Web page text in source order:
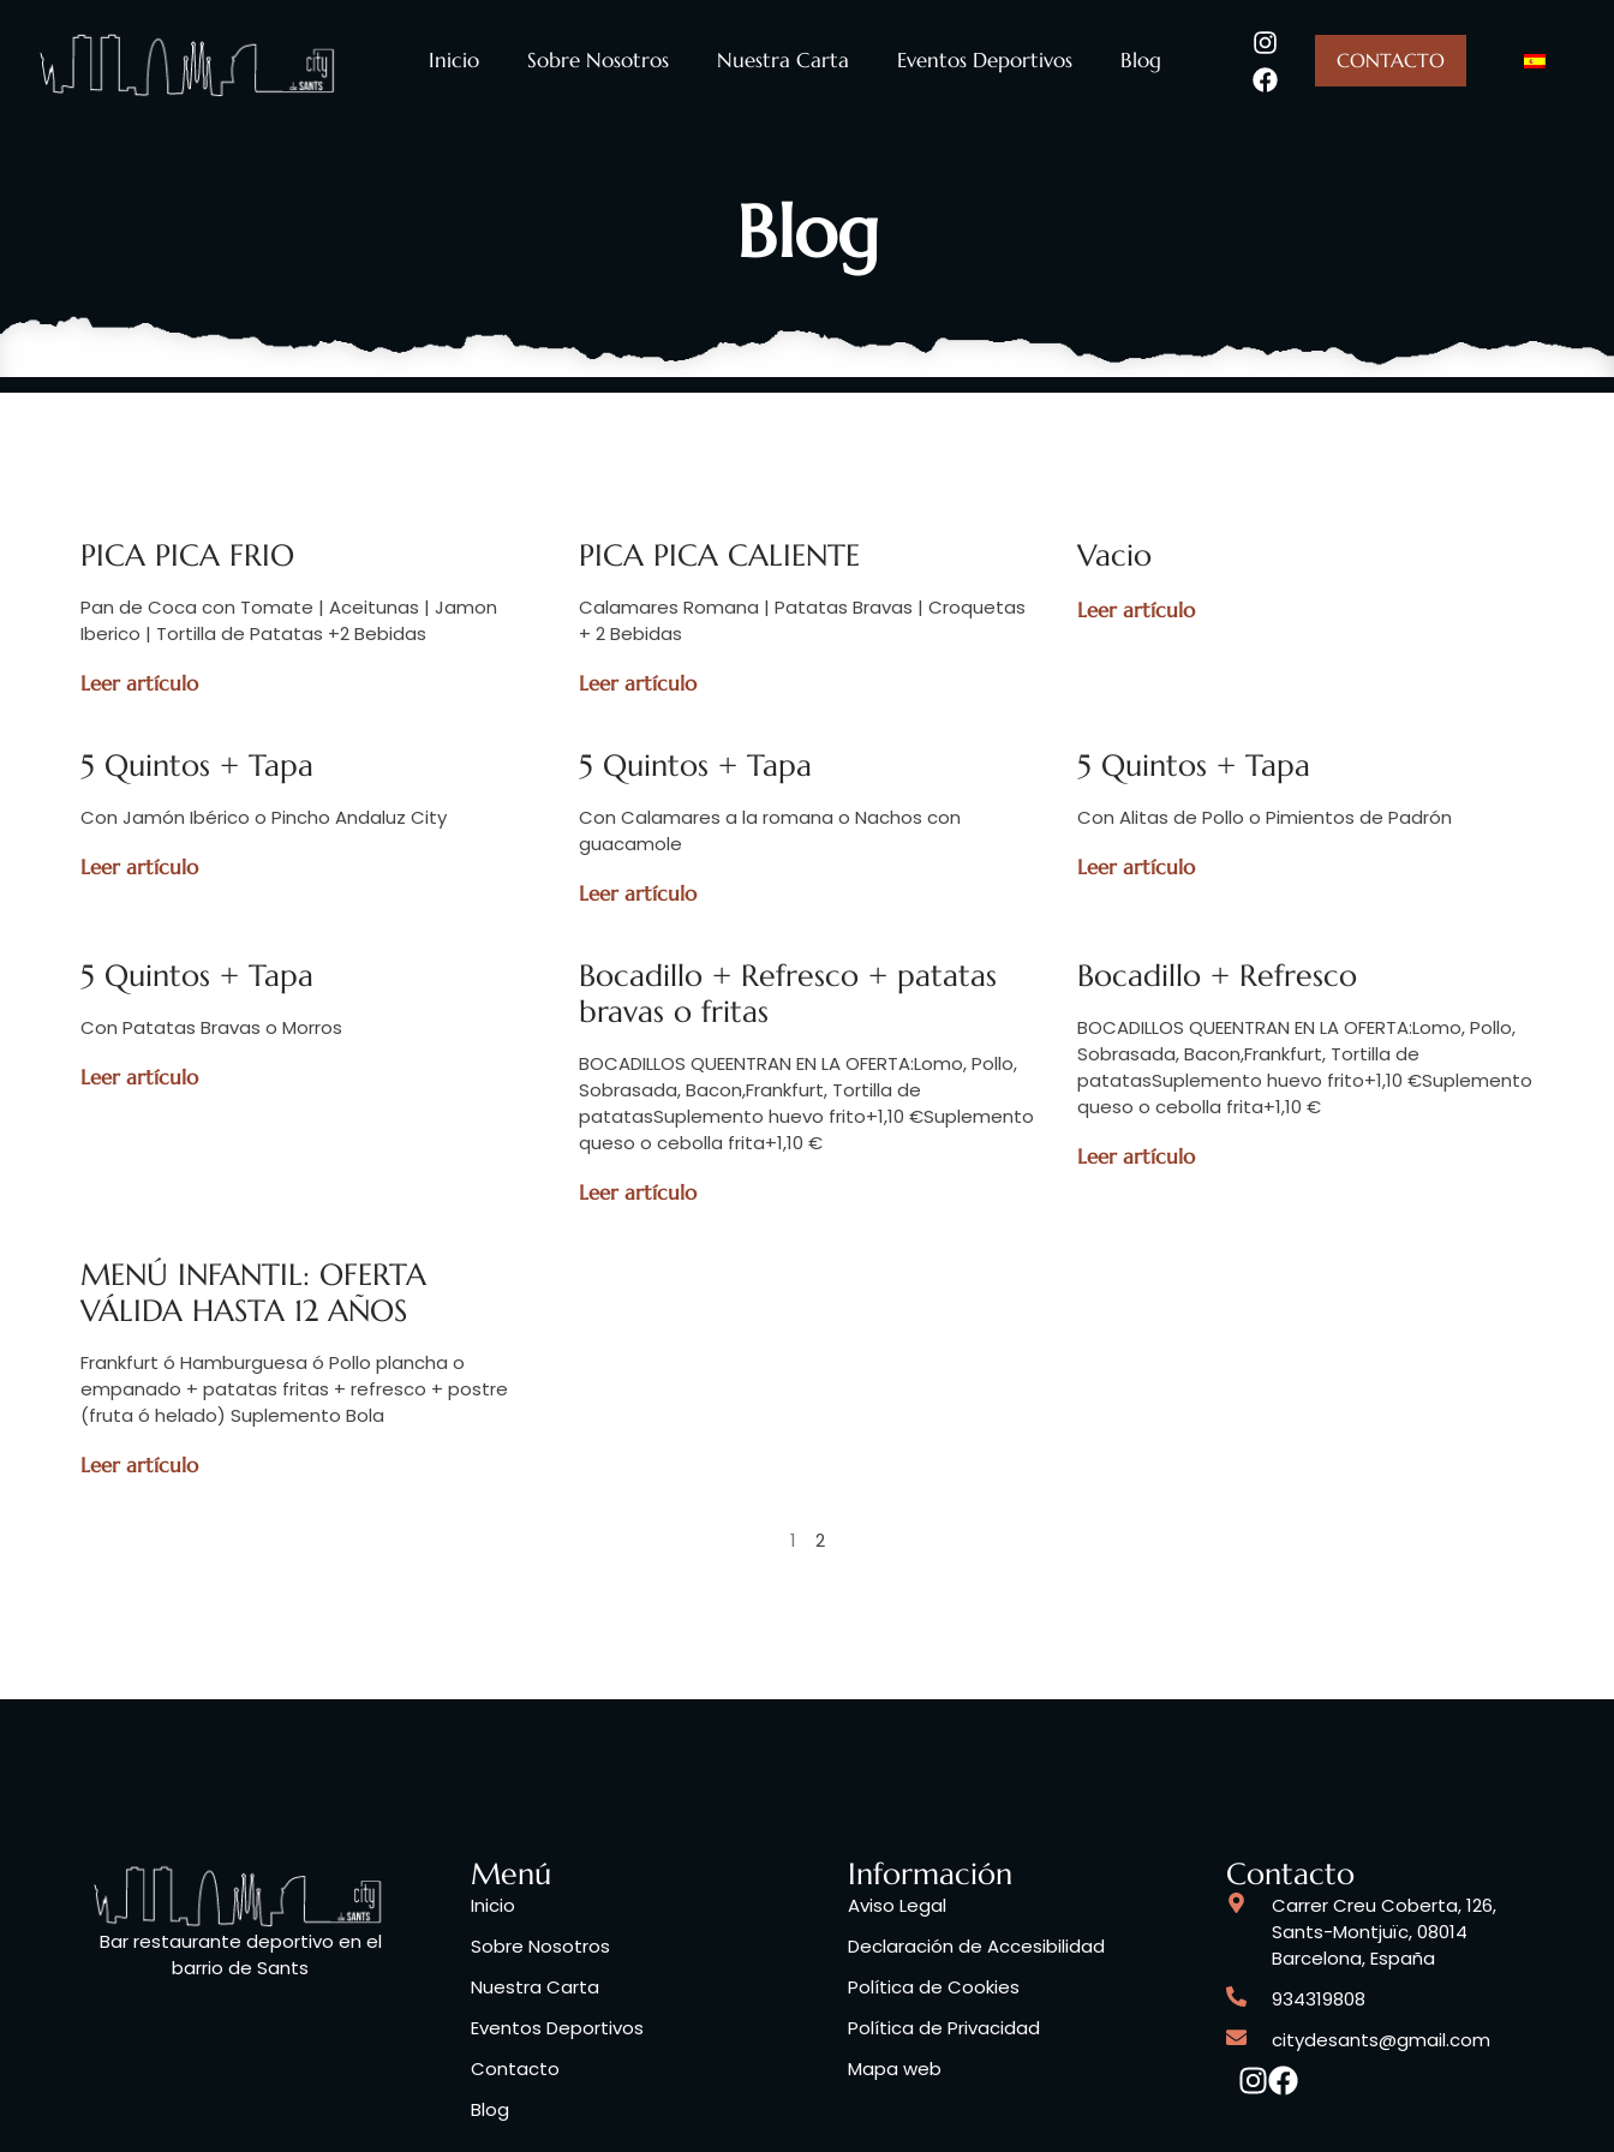
Inicio Sobre Nosotros Nuestra Carta Eventos Deportivos Blog CONTACTO
Blog
PICA PICA FRIO
Pan de Coca con Tomate | Aceitunas | Jamon
Iberico | Tortilla de Patatas +2 Bebidas
Leer artículo
PICA PICA CALIENTE
Calamares Romana | Patatas Bravas | Croquetas
+ 2 Bebidas
Leer artículo
Vacio
Leer artículo
5 Quintos + Tapa
Con Jamón Ibérico o Pincho Andaluz City
Leer artículo
5 Quintos + Tapa
Con Calamares a la romana o Nachos con
guacamole
Leer artículo
5 Quintos + Tapa
Con Alitas de Pollo o Pimientos de Padrón
Leer artículo
5 Quintos + Tapa
Con Patatas Bravas o Morros
Leer artículo
Bocadillo + Refresco + patatas
bravas o fritas
BOCADILLOS QUEENTRAN EN LA OFERTA:Lomo, Pollo,
Sobrasada, Bacon,Frankfurt, Tortilla de
patatasSuplemento huevo frito+1,10 €Suplemento
queso o cebolla frita+1,10 €
Leer artículo
Bocadillo + Refresco
BOCADILLOS QUEENTRAN EN LA OFERTA:Lomo, Pollo,
Sobrasada, Bacon,Frankfurt, Tortilla de
patatasSuplemento huevo frito+1,10 €Suplemento
queso o cebolla frita+1,10 €
Leer artículo
MENÚ INFANTIL: OFERTA
VÁLIDA HASTA 12 AÑOS
Frankfurt ó Hamburguesa ó Pollo plancha o
empanado + patatas fritas + refresco + postre
(fruta ó helado) Suplemento Bola
Leer artículo
1 2
Bar restaurante deportivo en el
barrio de Sants
Menú
Inicio
Sobre Nosotros
Nuestra Carta
Eventos Deportivos
Contacto
Blog
Información
Aviso Legal
Declaración de Accesibilidad
Política de Cookies
Política de Privacidad
Mapa web
Contacto
Carrer Creu Coberta, 126,
Sants-Montjuïc, 08014
Barcelona, España
934319808
citydesants@gmail.com